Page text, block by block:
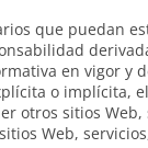
que puedan
en vigor
o implícita,
otros sitios
Web,